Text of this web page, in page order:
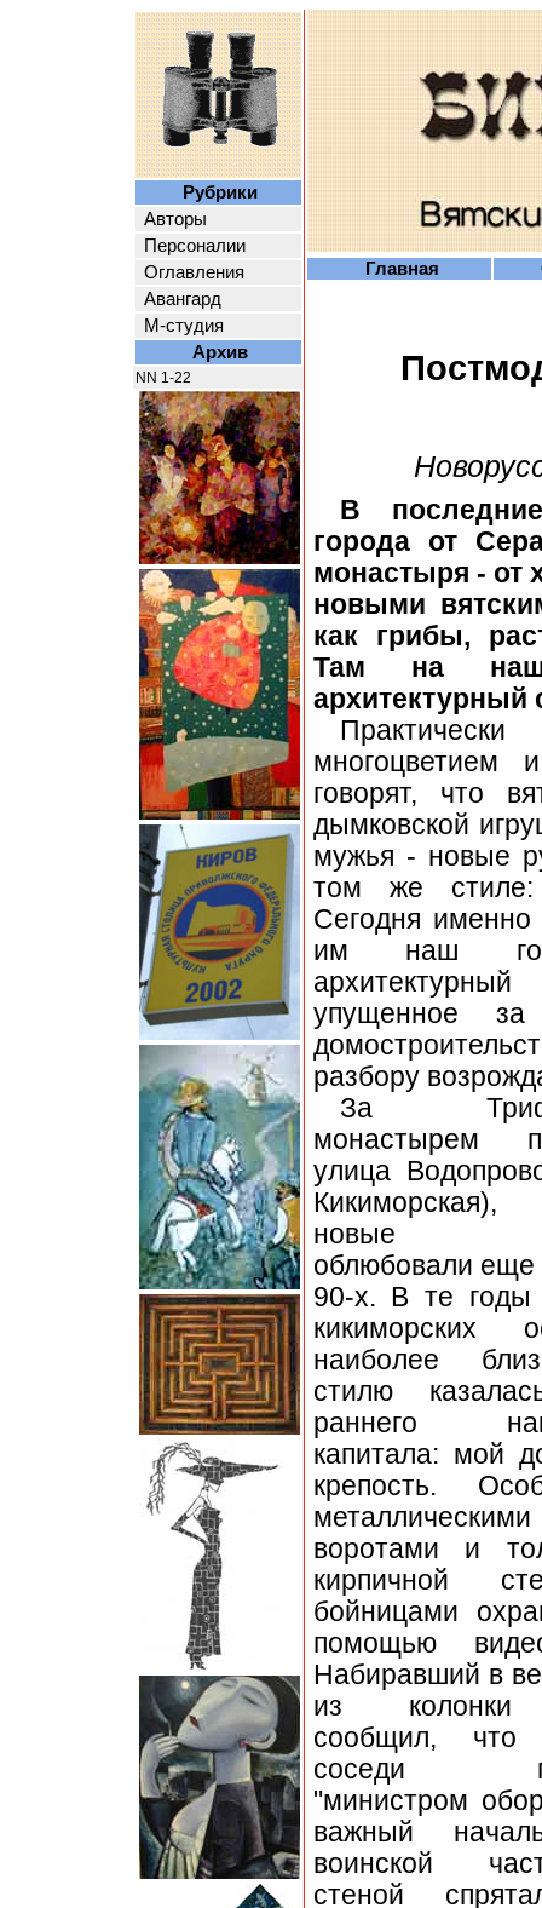
Рубрики
Авторы
Персоналии
Оглавления
Авангард
М-студия
Архив
NN 1-22
Главная
В
города от
монастыря - от
новыми
как грибы,
Там на
архитектурный
многоцветием
говорят, что
дымковской
мужья - новые
том же стиле:
Сегодня
им наш
упущенное за
разбору
За
монастырем
улица
Кикиморская),
новые
облюбовали еще
90-х. В те годы
кикиморских
наиболее
стилю
раннего
капитала: мой
крепость.
металлическими
воротами и
кирпичной
бойницами
помощью
Набиравший в
из колонки
сообщил, что
соседи
"министром
важный
воинской
стеной